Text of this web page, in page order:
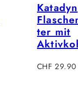
Katadyn
ter mit
Regulärer
CHF 29.90